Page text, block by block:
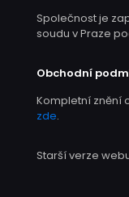
Společnost je
soudu v Praze
Obchodní
Kompletní znění
zde.
Starší verze